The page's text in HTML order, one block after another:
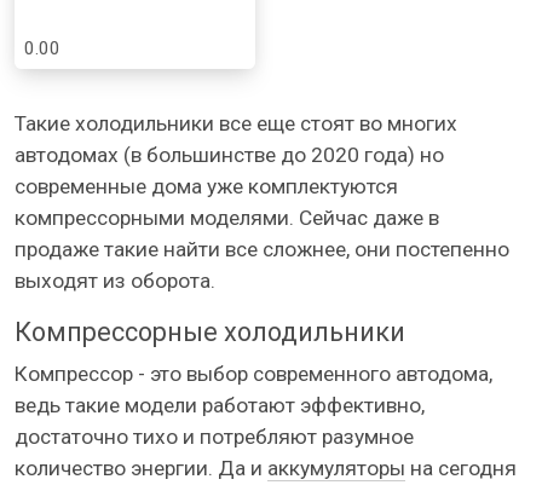
0.00
Такие холодильники все еще стоят во многих
автодомах (в большинстве до 2020 года) но
современные дома уже комплектуются
компрессорными моделями. Сейчас даже в
продаже такие найти все сложнее, они постепенно
выходят из оборота.
Компрессорные холодильники
Компрессор - это выбор современного автодома,
ведь такие модели работают эффективно,
достаточно тихо и потребляют разумное
количество энергии. Да и аккумуляторы на сегодня